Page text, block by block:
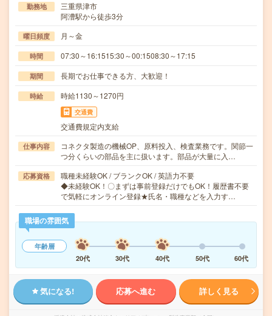
勤務地
三重県津市
阿漕駅から徒歩3分
曜日頻度 月～金
時間 07:30～16:1515:30～00:1508:30～17:15
期間 長期でお仕事できる方、大歓迎！
時給 時給1130～1270円
交通費
交通費規定内支給
仕事内容
コネクタ製造の機械OP、原料投入、検査業務です。関節一
つ分くらいの部品を主に扱います。部品が大量に入…
応募資格
職種未経験OK / ブランクOK / 英語力不要
◆未経験OK！〇まずは事前登録だけでもOK！履歴書不要
で気軽にオンライン登録★氏名・職種などを入力す…
職場の雰囲気
年齢層
20代
30代 40代 50代 60代
気になる! 応募へ進む 詳しく見る